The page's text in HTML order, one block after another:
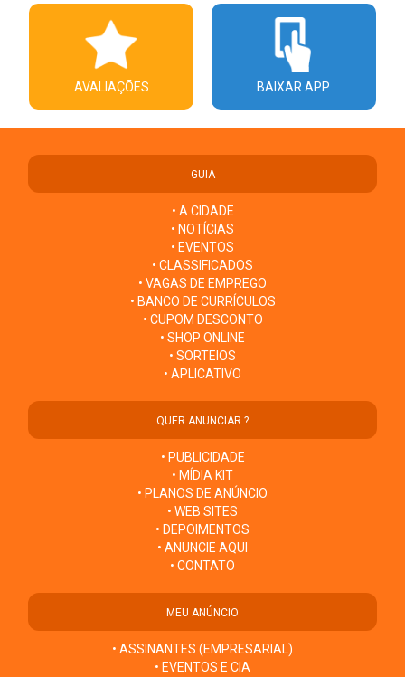
AVALIAÇÕES BAIXAR APP
GUIA
• A CIDADE
• NOTÍCIAS
• EVENTOS
• CLASSIFICADOS
• VAGAS DE EMPREGO
• BANCO DE CURRÍCULOS
• CUPOM DESCONTO
• SHOP ONLINE
• SORTEIOS
• APLICATIVO
QUER ANUNCIAR ?
• PUBLICIDADE
• MÍDIA KIT
• PLANOS DE ANÚNCIO
• WEB SITES
• DEPOIMENTOS
• ANUNCIE AQUI
• CONTATO
MEU ANÚNCIO
• ASSINANTES (EMPRESARIAL)
• EVENTOS E CIA